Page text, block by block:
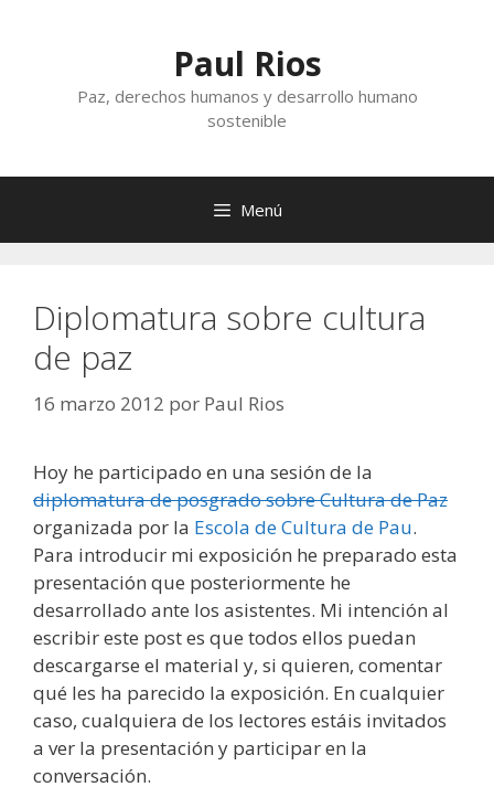
Paul Rios
Paz, derechos humanos y desarrollo humano
sostenible
Menú
Diplomatura sobre cultura
de paz
16 marzo 2012 por Paul Rios
Hoy he participado en una sesión de la
diplomatura de posgrado sobre Cultura de Paz
organizada por la Escola de Cultura de Pau.
Para introducir mi exposición he preparado esta
presentación que posteriormente he
desarrollado ante los asistentes. Mi intención al
escribir este post es que todos ellos puedan
descargarse el material y, si quieren, comentar
qué les ha parecido la exposición. En cualquier
caso, cualquiera de los lectores estáis invitados
a ver la presentación y participar en la
conversación.